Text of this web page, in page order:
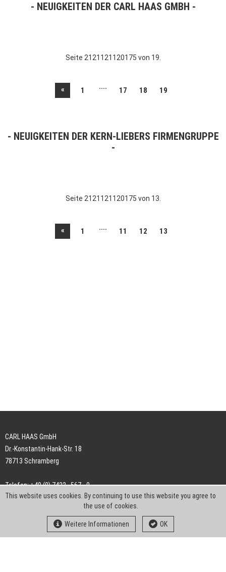
NEUIGKEITEN DER CARL HAAS GMBH
Seite 2121121120175 von 19.
« 1 .... 17 18 19
NEUIGKEITEN DER KERN-LIEBERS FIRMENGRUPPE
Seite 2121121120175 von 13.
« 1 .... 11 12 13
CARL HAAS GmbH
Dr.-Konstantin-Hank-Str. 18
78713 Schramberg
Telefon: +49 (0) 7422 . 567 - 0
Telefax: +49 (0) 7422 . 567 - 239
info-ch@kern-liebers.com
This website uses cookies. By continuing to use this website you agree to
the use of cookies.
Weitere Informationen OK